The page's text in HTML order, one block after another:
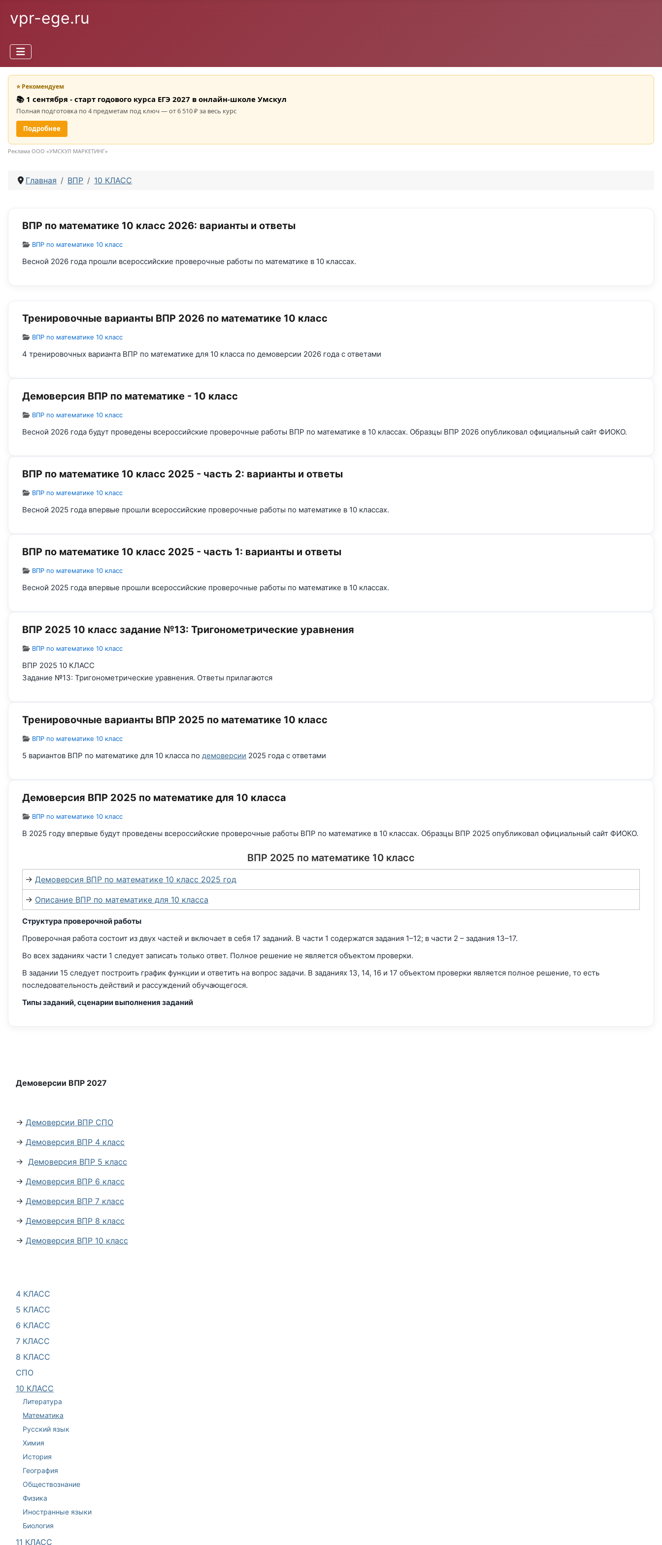
vpr-ege.ru
4 КЛАСС
5 КЛАСС
6 КЛАСС
7 КЛАСС
8 КЛАСС
СПО
10 КЛАСС
Литература
Математика
Русский язык
Химия
История
География
Обществознание
Физика
Иностранные языки
Биология
11 КЛАСС
⭐ Рекомендуем
📚 1 сентября - старт годового курса ЕГЭ 2027 в онлайн-школе Умскул
Полная подготовка по 4 предметам под ключ — от 6 510 ₽ за весь курс
Подробнее
Реклама ООО «УМСКУЛ МАРКЕТИНГ»
Главная ВПР 10 КЛАСС
ВПР по математике 10 класс 2026: варианты и ответы
Информация о материале
ВПР по математике 10 класс
Весной 2026 года прошли всероссийские проверочные работы по математике в 10 классах.
Тренировочные варианты ВПР 2026 по математике 10 класс
Информация о материале
ВПР по математике 10 класс
4 тренировочных варианта ВПР по математике для 10 класса по демоверсии 2026 года с ответами
Демоверсия ВПР по математике - 10 класс
Информация о материале
ВПР по математике 10 класс
Весной 2026 года будут проведены всероссийские проверочные работы ВПР по математике в 10 классах. Образцы ВПР 2026 опубликовал официальный сайт ФИОКО.
ВПР по математике 10 класс 2025 - часть 2: варианты и ответы
Информация о материале
ВПР по математике 10 класс
Весной 2025 года впервые прошли всероссийские проверочные работы по математике в 10 классах.
ВПР по математике 10 класс 2025 - часть 1: варианты и ответы
Информация о материале
ВПР по математике 10 класс
Весной 2025 года впервые прошли всероссийские проверочные работы по математике в 10 классах.
ВПР 2025 10 класс задание №13: Тригонометрические уравнения
Информация о материале
ВПР по математике 10 класс
ВПР 2025 10 КЛАСС
Задание №13: Тригонометрические уравнения. Ответы прилагаются
Тренировочные варианты ВПР 2025 по математике 10 класс
Информация о материале
ВПР по математике 10 класс
5 вариантов ВПР по математике для 10 класса по демоверсии 2025 года с ответами
Демоверсия ВПР 2025 по математике для 10 класса
Информация о материале
ВПР по математике 10 класс
В 2025 году впервые будут проведены всероссийские проверочные работы ВПР по математике в 10 классах. Образцы ВПР 2025 опубликовал официальный сайт ФИОКО.
ВПР 2025 по математике 10 класс
→ Демоверсия ВПР по математике 10 класс 2025 год
→ Описание ВПР по математике для 10 класса
Структура проверочной работы
Проверочная работа состоит из двух частей и включает в себя 17 заданий. В части 1 содержатся задания 1–12; в части 2 – задания 13–17.
Во всех заданиях части 1 следует записать только ответ. Полное решение не является объектом проверки.
В задании 15 следует построить график функции и ответить на вопрос задачи. В заданиях 13, 14, 16 и 17 объектом проверки является полное решение, то есть
последовательность действий и рассуждений обучающегося.
Типы заданий, сценарии выполнения заданий
Демоверсии ВПР 2027
→ Демоверсии ВПР СПО
→ Демоверсия ВПР 4 класс
→ Демоверсия ВПР 5 класс
→ Демоверсия ВПР 6 класс
→ Демоверсия ВПР 7 класс
→ Демоверсия ВПР 8 класс
→ Демоверсия ВПР 10 класс